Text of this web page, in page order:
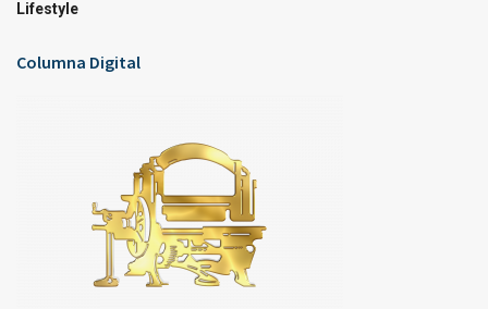
Lifestyle
Columna Digital